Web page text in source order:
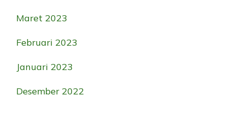
Maret 2023
Februari 2023
Januari 2023
Desember 2022